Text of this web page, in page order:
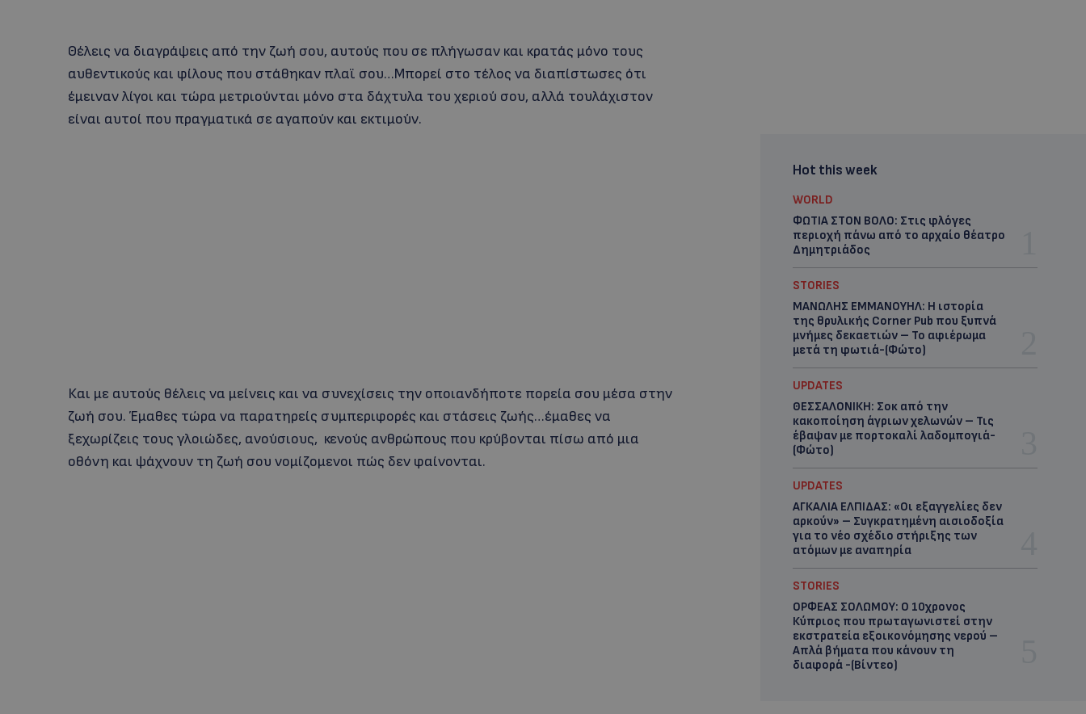
Θέλεις να διαγράψεις από την ζωή σου, αυτούς που σε πλήγωσαν και κρατάς μόνο τους
αυθεντικούς και φίλους που στάθηκαν πλαϊ σου…Μπορεί στο τέλος να διαπίστωσες ότι
έμειναν λίγοι και τώρα μετριούνται μόνο στα δάχτυλα του χεριού σου, αλλά τουλάχιστον
είναι αυτοί που πραγματικά σε αγαπούν και εκτιμούν.
Και με αυτούς θέλεις να μείνεις και να συνεχίσεις την οποιανδήποτε πορεία σου μέσα στην
ζωή σου. Έμαθες τώρα να παρατηρείς συμπεριφορές και στάσεις ζωής…έμαθες να
ξεχωρίζεις τους γλοιώδες, ανούσιους, κενούς ανθρώπους που κρύβονται πίσω από μια
οθόνη και ψάχνουν τη ζωή σου νομίζομενοι πώς δεν φαίνονται.
Hot this week
WORLD
ΦΩΤΙΑ ΣΤΟΝ ΒΟΛΟ: Στις φλόγες
περιοχή πάνω από το αρχαίο θέατρο
Δημητριάδος
STORIES
ΜΑΝΩΛΗΣ ΕΜΜΑΝΟΥΗΛ: Η ιστορία
της θρυλικής Corner Pub που ξυπνά
μνήμες δεκαετιών – Το αφιέρωμα
μετά τη φωτιά-(Φώτο)
UPDATES
ΘΕΣΣΑΛΟΝΙΚΗ: Σοκ από την
κακοποίηση άγριων χελωνών – Τις
έβαψαν με πορτοκαλί λαδομπογιά-
(Φώτο)
UPDATES
ΑΓΚΑΛΙΑ ΕΛΠΙΔΑΣ: «Οι εξαγγελίες δεν
αρκούν» – Συγκρατημένη αισιοδοξία
για το νέο σχέδιο στήριξης των
ατόμων με αναπηρία
STORIES
ΟΡΦΕΑΣ ΣΟΛΩΜΟΥ: Ο 10χρονος
Κύπριος που πρωταγωνιστεί στην
εκστρατεία εξοικονόμησης νερού –
Απλά βήματα που κάνουν τη
διαφορά -(Βίντεο)